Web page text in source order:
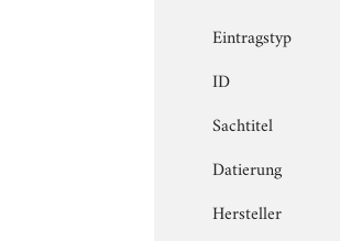
Eintragstyp
ID
Sachtitel
Datierung
Hersteller